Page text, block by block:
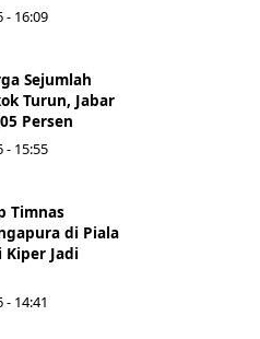
- 16:09
Sejumlah
Turun, Jabar
Persen
- 15:55
Timnas
di Piala
Kiper Jadi
- 14:41